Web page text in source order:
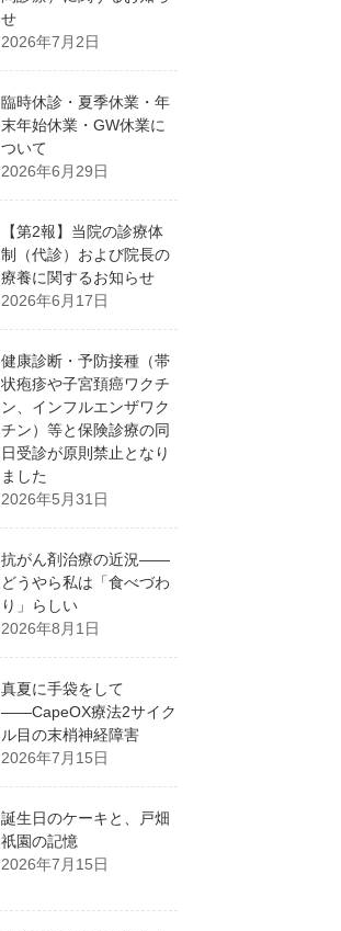
せ
2026年7月2日
臨時休診・夏季休業・年
末年始休業・GW休業に
ついて
2026年6月29日
【第2報】当院の診療体
制（代診）および院長の
療養に関するお知らせ
2026年6月17日
健康診断・予防接種（帯
状疱疹や子宮頚癌ワクチ
ン、インフルエンザワク
チン）等と保険診療の同
日受診が原則禁止となり
ました
2026年5月31日
抗がん剤治療の近況――
どうやら私は「食べづわ
り」らしい
2026年8月1日
真夏に手袋をして
――CapeOX療法2サイク
ル目の末梢神経障害
2026年7月15日
誕生日のケーキと、戸畑
祇園の記憶
2026年7月15日